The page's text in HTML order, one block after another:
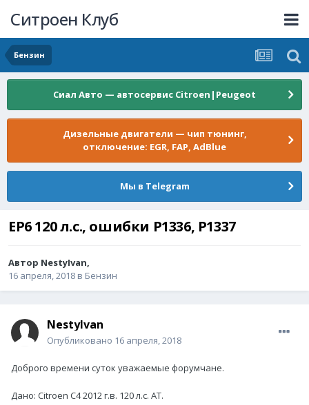
Ситроен Клуб
Бензин
Сиал Авто — автосервис Citroen|Peugeot
Дизельные двигатели — чип тюнинг,
отключение: EGR, FAP, AdBlue
Мы в Telegram
EP6 120 л.с., ошибки P1336, P1337
Автор NestyIvan,
16 апреля, 2018 в Бензин
NestyIvan
Опубликовано 16 апреля, 2018
Доброго времени суток уважаемые форумчане.
Дано: Citroen C4 2012 г.в. 120 л.с. AT.